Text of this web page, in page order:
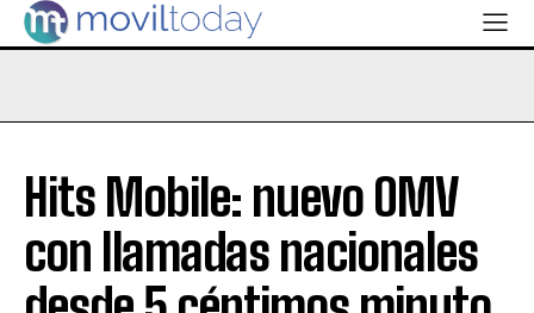
Hits Mobile: nuevo OMV
con llamadas nacionales